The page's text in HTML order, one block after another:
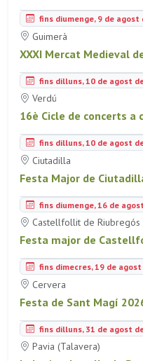
fins diumenge, 9 de agost
Guimerà
XXXI Mercat Medieval
fins dilluns, 10 de agost
Verdú
16è Cicle de concerts a
fins dilluns, 10 de agost
Ciutadilla
Festa Major de
fins diumenge, 16 de
Castellfollit de Riubregós
Festa major de
fins dimecres, 19 de
Cervera
Festa de Sant Magí
fins dilluns, 31 de agost
Pavia (Talavera)